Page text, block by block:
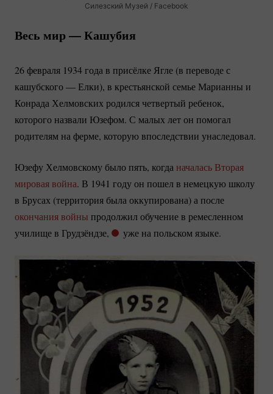
Силезский Музей / Facebook
Весь мир — Кашубия
26 февраля 1934 года в присёлке Ягле (в переводе с
кашубского — Елки), в крестьянской семье Марианны и
Конрада Хелмовских родился четвертый ребенок,
которого назвали Юзефом. С малых лет он помогал
родителям на ферме, которую впоследствии унаследовал.
Юзефу Хелмовскому было пять, когда началась Вторая
мировая война. В 1941 году он пошел в немецкую школу
в Брусах (территория была оккупирована) а после
окончания войны продолжил обучение в ремесленном
училище в Грудзёндзе,
уже на польском языке.